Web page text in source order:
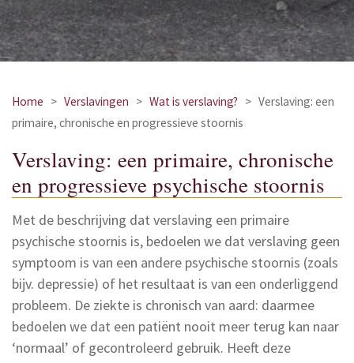
Home > Verslavingen > Wat is verslaving? > Verslaving: een
primaire, chronische en progressieve stoornis
Verslaving: een primaire, chronische
en progressieve psychische stoornis
Met de beschrijving dat verslaving een primaire
psychische stoornis is, bedoelen we dat verslaving geen
symptoom is van een andere psychische stoornis (zoals
bijv. depressie) of het resultaat is van een onderliggend
probleem. De ziekte is chronisch van aard: daarmee
bedoelen we dat een patiënt nooit meer terug kan naar
‘normaal’ of gecontroleerd gebruik. Heeft deze